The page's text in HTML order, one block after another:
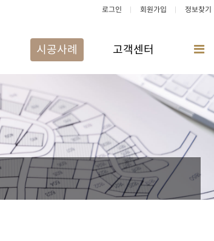
로그인 회원가입 정보찾기
시공사례 고객센터
전
메